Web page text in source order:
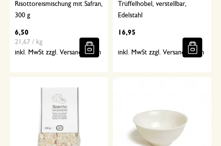
Risottoreismischung mit Safran,
300 g
6,50
21,67 / kg
inkl. MwSt zzgl. Versandkosten
Trüffelhobel, verstellbar,
Edelstahl
16,95
inkl. MwSt zzgl. Versandkosten